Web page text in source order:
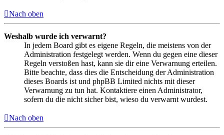
Nach oben
Weshalb wurde ich verwarnt?
In jedem Board gibt es eigene Regeln, die meistens von der
Administration festgelegt werden. Wenn du gegen eine dieser
Regeln verstoßen hast, kann sie dir eine Verwarnung erteilen.
Bitte beachte, dass dies die Entscheidung der Administration
dieses Boards ist und phpBB Limited nichts mit dieser
Verwarnung zu tun hat. Kontaktiere einen Administrator,
sofern du die nicht sicher bist, wieso du verwarnt wurdest.
Nach oben